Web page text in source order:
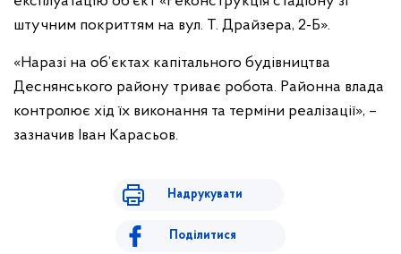
штучним покриттям на вул. Т. Драйзера, 2-Б».
«Наразі на об’єктах капітального будівництва
Деснянського району триває робота. Районна влада
контролює хід їх виконання та терміни реалізації», –
зазначив Іван Карасьов.
Надрукувати
Поділитися